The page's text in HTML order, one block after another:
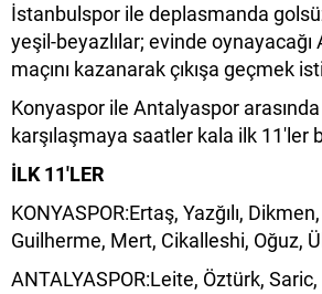
İstanbulspor ile deplasmanda
yeşil-beyazlılar; evinde
maçını kazanarak çıkışa geçmek
Konyaspor ile Antalyaspor
karşılaşmaya saatler kala ilk 11'ler
İLK 11'LER
KONYASPOR:Ertaş, Yazğılı,
Guilherme, Mert, Cikalleshi, Oğuz,
ANTALYASPOR:Leite, Öztürk,